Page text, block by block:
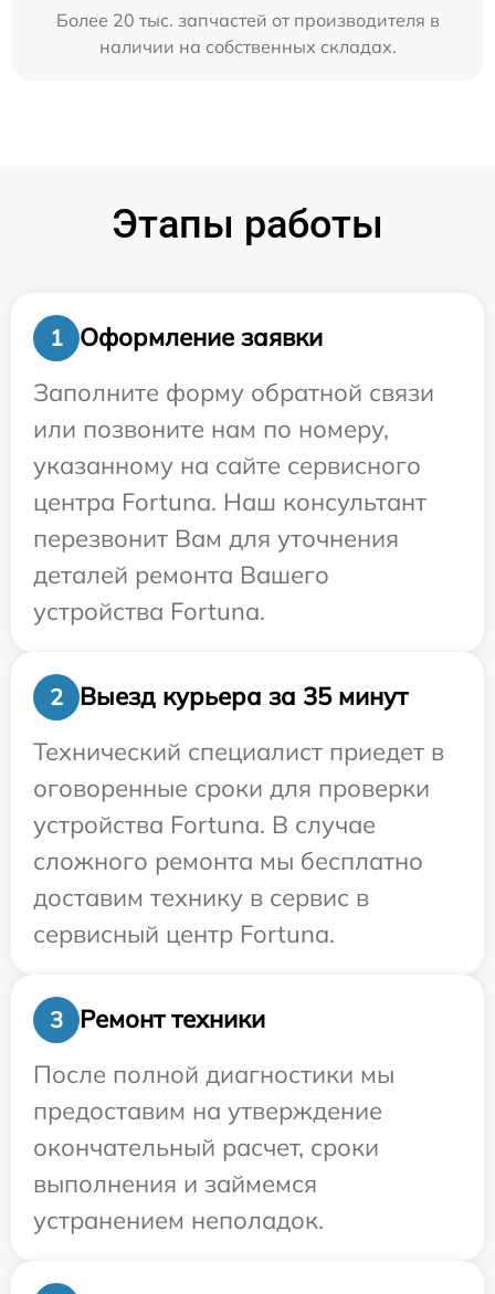
Более 20 тыс. запчастей от производителя в
наличии на собственных складах.
Этапы работы
1
Оформление заявки
Заполните форму обратной связи
или позвоните нам по номеру,
указанному на сайте сервисного
центра Fortuna. Наш консультант
перезвонит Вам для уточнения
деталей ремонта Вашего
устройства Fortuna.
2
Выезд курьера за 35 минут
Технический специалист приедет в
оговоренные сроки для проверки
устройства Fortuna. В случае
сложного ремонта мы бесплатно
доставим технику в сервис в
сервисный центр Fortuna.
3
Ремонт техники
После полной диагностики мы
предоставим на утверждение
окончательный расчет, сроки
выполнения и займемся
устранением неполадок.